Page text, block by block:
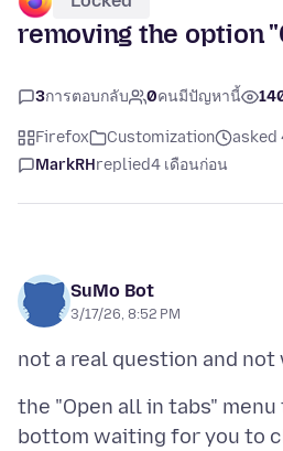
removing the option
3การตอบกลับ 0คนมีปัญหานี้
Firefox Customization
asked
MarkRHreplied4 เดือนก่อน
SuMo Bot
3/17/26, 8:52 PM
the "Open all in tabs"
bottom waiting for you to